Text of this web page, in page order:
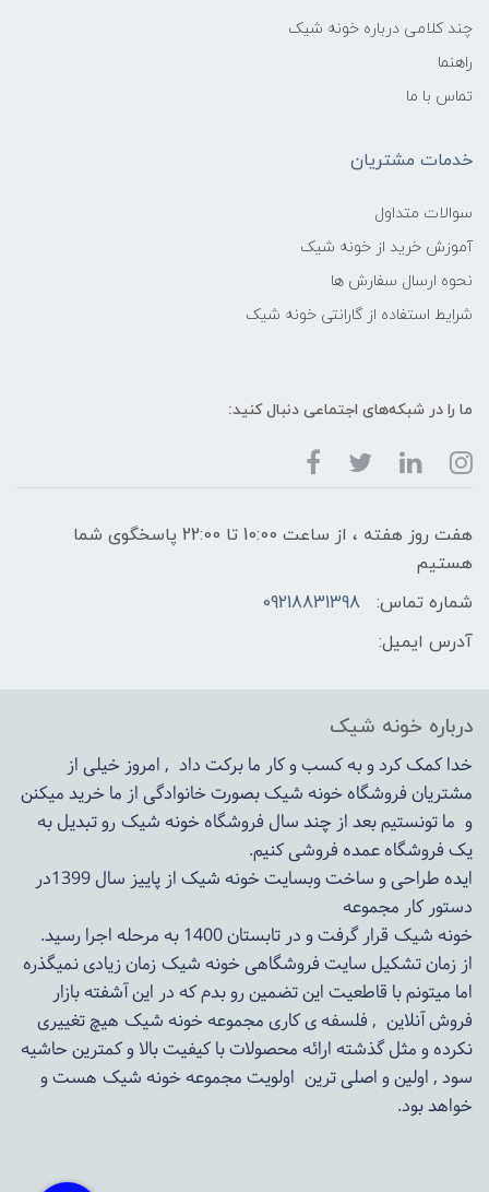
چند کلامی درباره خونه شیک
راهنما
تماس با ما
خدمات مشتریان
سوالات متداول
آموزش خرید از خونه شیک
نحوه ارسال سفارش ها
شرایط استفاده از گارانتی خونه شیک
ما را در شبکه‌های اجتماعی دنبال کنید:
هفت روز هفته ، از ساعت 10:00 تا 22:00 پاسخگوی شما
هستیم
شماره تماس:
09218831398
آدرس ایمیل:
درباره خونه شیک
خدا کمک کرد و به کسب و کار ما برکت داد , امروز خیلی از
مشتریان فروشگاه خونه شیک بصورت خانوادگی از ما خرید میکنن
و ما تونستیم بعد از چند سال فروشگاهخونه شیکرو تبدیل به
یک فروشگاه عمده فروشی کنیم.
ایده طراحی و ساخت وبسایت خونه شیک از پاییز سال 1399در
دستور کار مجموعه
خونه شیک قرار گرفت و در تابستان 1400 به مرحله اجرا رسید.
از زمان تشکیل سایت فروشگاهیخونه شیکزمان زیادی نمیگذره
اما میتونم با قاطعیت این تضمین رو بدم که در این آشفته بازار
فروش آنلاین , فلسفه ی کاری مجموعهخونه شیک هیچ تغییری
نکرده و مثل گذشته ارائه محصولات با کیفیت بالا و کمترین حاشیه
سود , اولین و اصلی ترین اولویت مجموعهخونه شیک هست و
خواهد بود.